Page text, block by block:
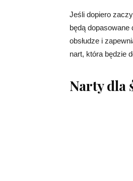
Jeśli dopiero
będą dopasowane
obsłudze i
nart, która będzie
Narty dla